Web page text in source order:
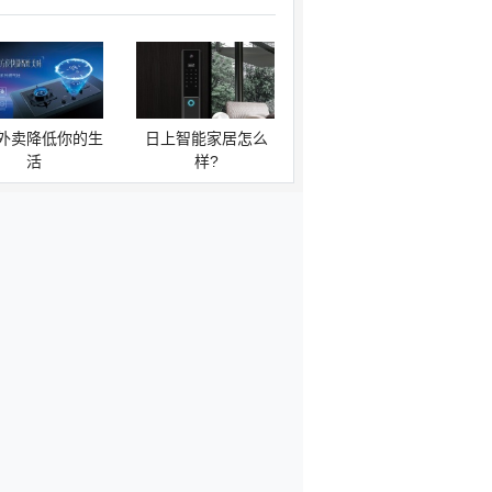
卖降低你的生
活
日上智能家居怎么
样?